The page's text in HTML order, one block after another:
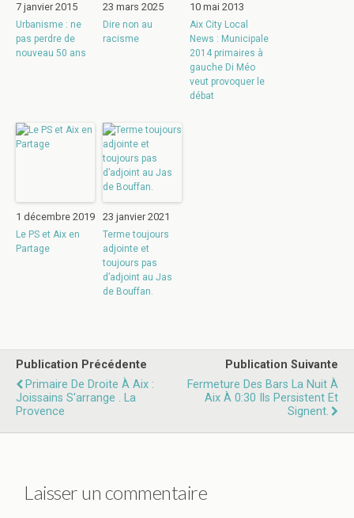
7 janvier 2015
Urbanisme : ne
pas perdre de
nouveau 50 ans
23 mars 2025
Dire non au
racisme
10 mai 2013
Aix City Local
News : Municipale
2014 primaires à
gauche Di Méo
veut provoquer le
débat
1 décembre 2019
Le PS et Aix en
Partage
23 janvier 2021
Terme toujours
adjointe et
toujours pas
d’adjoint au Jas
de Bouffan.
Publication Précédente
Primaire De Droite À Aix :
Joissains S'arrange . La
Provence
Publication Suivante
Fermeture Des Bars La Nuit À
Aix À 0:30 Ils Persistent Et
Signent.
Laisser un commentaire